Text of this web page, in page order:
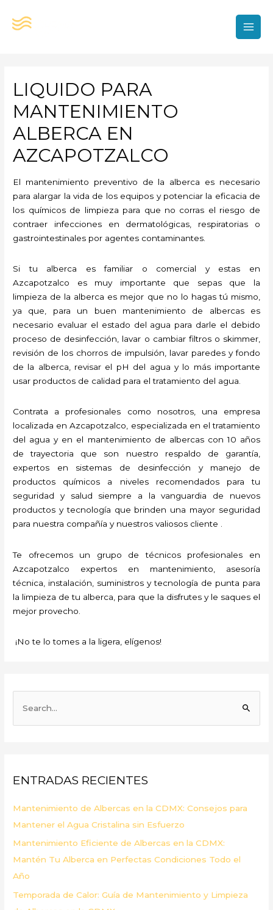
LIQUIDO PARA
MANTENIMIENTO
ALBERCA EN
AZCAPOTZALCO
El mantenimiento preventivo de la alberca es necesario
para alargar la vida de los equipos y potenciar la eficacia de
los químicos de limpieza para que no corras el riesgo de
contraer infecciones en dermatológicas, respiratorias o
gastrointestinales por agentes contaminantes.
Si tu alberca es familiar o comercial y estas en
Azcapotzalco es muy importante que sepas que la
limpieza de la alberca es mejor que no lo hagas tú mismo,
ya que, para un buen mantenimiento de albercas es
necesario evaluar el estado del agua para darle el debido
proceso de desinfección, lavar o cambiar filtros o skimmer,
revisión de los chorros de impulsión, lavar paredes y fondo
de la alberca, revisar el pH del agua y lo más importante
usar productos de calidad para el tratamiento del agua.
Contrata a profesionales como nosotros, una empresa
localizada en Azcapotzalco, especializada en el tratamiento
del agua y en el mantenimiento de albercas con 10 años
de trayectoria que son nuestro respaldo de garantía,
expertos en sistemas de desinfección y manejo de
productos químicos a niveles recomendados para tu
seguridad y salud siempre a la vanguardia de nuevos
productos y tecnología que brinden una mayor seguridad
para nuestra compañía y nuestros valiosos cliente .
Te ofrecemos un grupo de técnicos profesionales en
Azcapotzalco expertos en mantenimiento, asesoría
técnica, instalación, suministros y tecnología de punta para
la limpieza de tu alberca, para que la disfrutes y le saques el
mejor provecho.
¡No te lo tomes a la ligera, elígenos!
r
o
r
:
ENTRADAS RECIENTES
Mantenimiento de Albercas en la CDMX: Consejos para
Mantener el Agua Cristalina sin Esfuerzo
Mantenimiento Eficiente de Albercas en la CDMX:
Mantén Tu Alberca en Perfectas Condiciones Todo el
Año
Temporada de Calor: Guía de Mantenimiento y Limpieza